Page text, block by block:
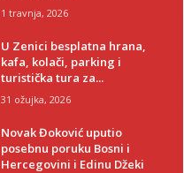
1 travnja, 2026
U Zenici besplatna hrana,
kafa, kolači, parking i
turistička tura za...
31 ožujka, 2026
Novak Đoković uputio
posebnu poruku Bosni i
Hercegovini i Edinu Džeki